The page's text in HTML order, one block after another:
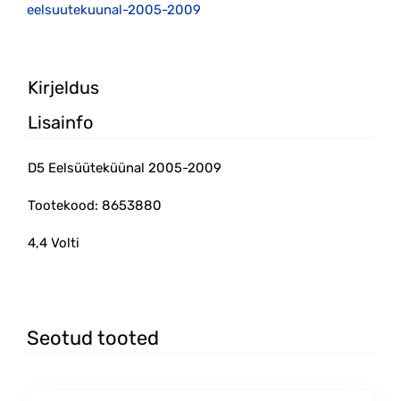
eelsuutekuunal-2005-2009
Kirjeldus
Lisainfo
D5 Eelsüüteküünal 2005-2009
Tootekood: 8653880
4,4 Volti
Seotud tooted